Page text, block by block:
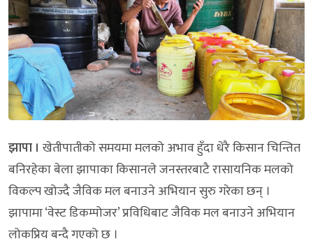
झापा । खेतीपातीको समयमा मलको अभाव हुँदा धेरै किसान चिन्तित
बनिरहेका बेला झापाका किसानले जनस्तरबाटै रासायनिक मलको
विकल्प खोज्दै जैविक मल बनाउने अभियान सुरु गरेका छन् ।
झापामा ‘वेस्ट डिकम्पोजर’ प्रविधिबाट जैविक मल बनाउने अभियान
लोकप्रिय बन्दै गएको छ ।